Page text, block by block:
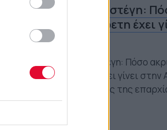
Φοιτητική στέγη:
και δυσεύρετη έχει
Αθήνα
Φοιτητική στέγη: Πόσο
δυσεύρετη έχει γίνει στην
μεγάλες πόλεις της
19.09.2023